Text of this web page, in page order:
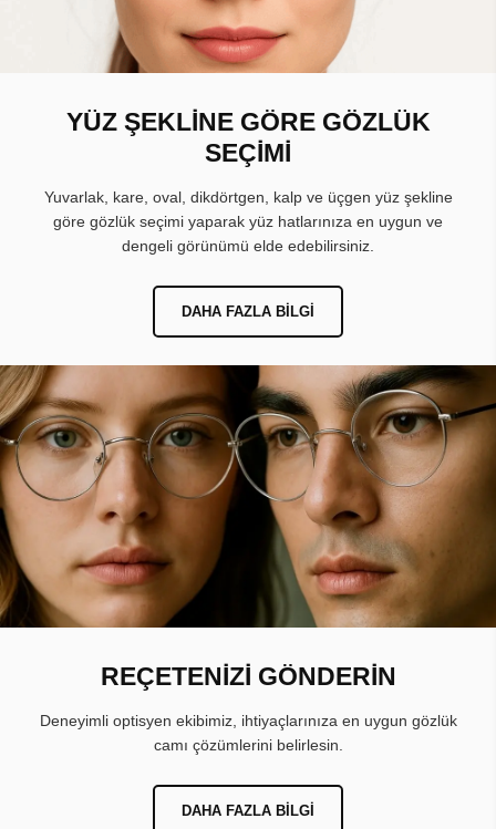
YÜZ ŞEKLİNE GÖRE GÖZLÜK
SEÇİMİ
Yuvarlak, kare, oval, dikdörtgen, kalp ve üçgen yüz şekline
göre gözlük seçimi yaparak yüz hatlarınıza en uygun ve
dengeli görünümü elde edebilirsiniz.
DAHA FAZLA BILGI
REÇETENİZİ GÖNDERİN
Deneyimli optisyen ekibimiz, ihtiyaçlarınıza en uygun gözlük
camı çözümlerini belirlesin.
DAHA FAZLA BILGI